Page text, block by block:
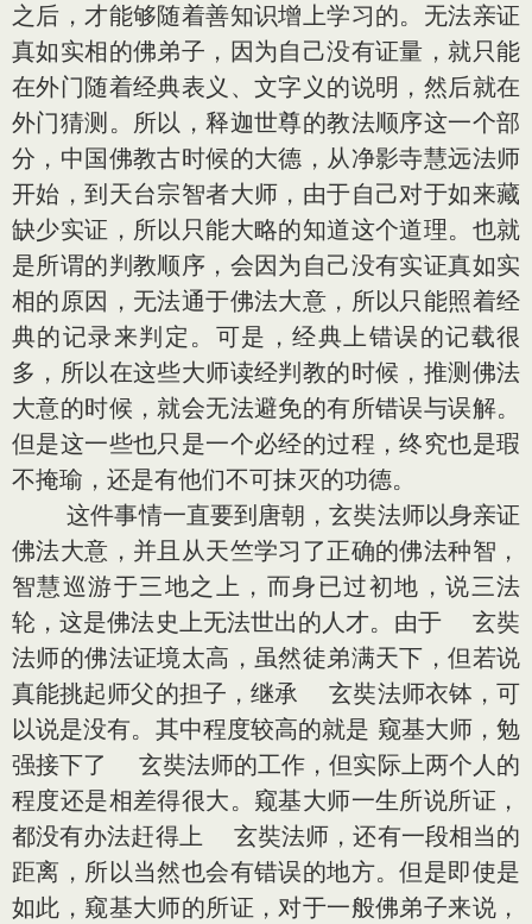
之后，才能够随着善知识增上学习的。无法亲证
真如实相的佛弟子，因为自己没有证量，就只能
在外门随着经典表义、文字义的说明，然后就在
外门猜测。所以，释迦世尊的教法顺序这一个部
分，中国佛教古时候的大德，从净影寺慧远法师
开始，到天台宗智者大师，由于自己对于如来藏
缺少实证，所以只能大略的知道这个道理。也就
是所谓的判教顺序，会因为自己没有实证真如实
相的原因，无法通于佛法大意，所以只能照着经
典的记录来判定。可是，经典上错误的记载很
多，所以在这些大师读经判教的时候，推测佛法
大意的时候，就会无法避免的有所错误与误解。
但是这一些也只是一个必经的过程，终究也是瑕
不掩瑜，还是有他们不可抹灭的功德。
这件事情一直要到唐朝，玄奘法师以身亲证
佛法大意，并且从天竺学习了正确的佛法种智，
智慧巡游于三地之上，而身已过初地，说三法
轮，这是佛法史上无法世出的人才。由于 玄奘
法师的佛法证境太高，虽然徒弟满天下，但若说
真能挑起师父的担子，继承 玄奘法师衣钵，可
以说是没有。其中程度较高的就是 窥基大师，勉
强接下了 玄奘法师的工作，但实际上两个人的
程度还是相差得很大。窥基大师一生所说所证，
都没有办法赶得上 玄奘法师，还有一段相当的
距离，所以当然也会有错误的地方。但是即使是
如此，窥基大师的所证，对于一般佛弟子来说，